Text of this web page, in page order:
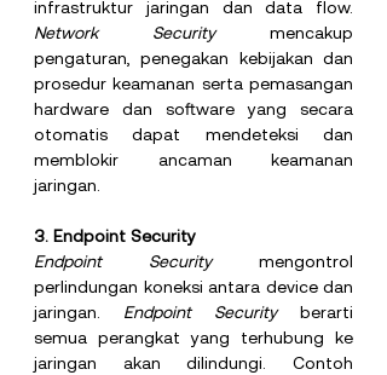
Network Security mencakup
pengaturan, penegakan kebijakan dan
prosedur keamanan serta pemasangan
hardware dan software yang secara
otomatis dapat mendeteksi dan
memblokir ancaman keamanan
jaringan.
3. Endpoint Security
Endpoint Security mengontrol
perlindungan koneksi antara device dan
jaringan. Endpoint Security berarti
semua perangkat yang terhubung ke